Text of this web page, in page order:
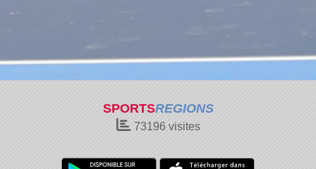
SPORTSREGIONS
73196visites